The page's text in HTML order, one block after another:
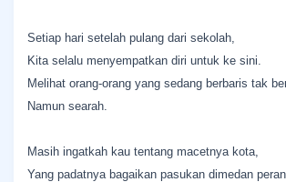
Setiap hari setelah pulang dari sekolah,
Kita selalu menyempatkan diri untuk ke sini.
Melihat orang-orang yang sedang berbaris tak
Namun searah.
Masih ingatkah kau tentang macetnya kota,
Yang padatnya bagaikan pasukan dimedan